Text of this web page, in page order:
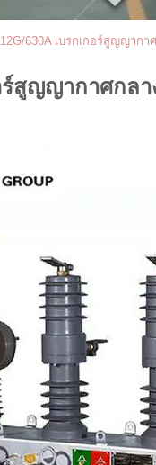
630A เบรกเกอร์สูญญากา
ร์สูญญากาศกล